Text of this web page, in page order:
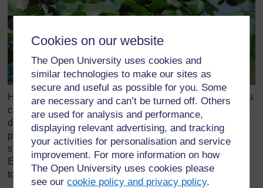
Cookies on our website
The Open University uses cookies and
similar technologies to make our sites as
secure and useful as possible for you. Some
are necessary and can’t be turned off. Others
are used for analysis and performance,
displaying relevant advertising, and tracking
your activities for personalisation and service
improvement. For more information on how
The Open University uses cookies please
see ourcookie policy and privacy policy.
Hors de portée de ses ennemis (enlèvement mécanique ou
chimique, ou forts courants, ou vents), la jacinthe d’eau est
devenue l’une des mauvaises herbes aquatiques les plus
problématiques dans de nombreuses régions tropicales et
subtropicales d’Amérique, d’Asie, d’Australie et d’Afrique.
En Afrique, elle infeste tous les grands fleuves et presque
tous les plus grands lacs d’eau douce.